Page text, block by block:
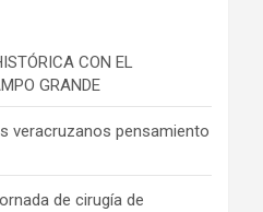
CON EL
GRANDE
veracruzanos pensamiento
de cirugía de